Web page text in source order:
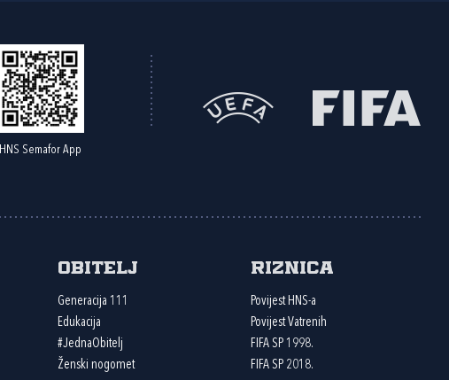
HNS Semafor App
Obitelj
Generacija 111
Edukacija
#JednaObitelj
Ženski nogomet
Riznica
Povijest HNS-a
Povijest Vatrenih
FIFA SP 1998.
FIFA SP 2018.